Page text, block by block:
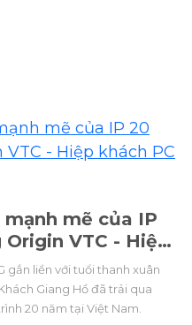
Bộ Văn hoá, Du
Đạo Cương: Xây
Việt Nam
Grand Esports 2026 chính thức